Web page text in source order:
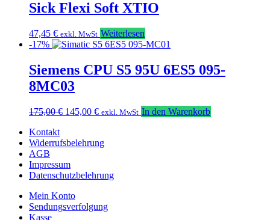
75,00 €65,00 €.
Sick Flexi Soft XTIO
47,45 € exkl. MwSt Weiterlesen
-17%
Siemens CPU S5 95U 6ES5 095-
8MC03
175,00€ Ursprünglicher
175,00 €
145,00 €Aktueller
145,00 €.
exkl. MwSt In den Warenkorb
Kontakt
Widerrufsbelehrung
AGB
Impressum
Datenschutzbelehrung
Mein Konto
Sendungsverfolgung
Kasse